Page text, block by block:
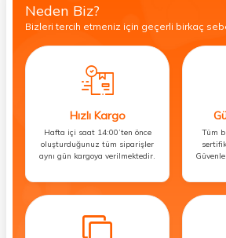
Neden Biz?
Bizleri tercih etmeniz için geçerli birkaç
Hızlı Kargo
Hafta içi saat 14:00’ten önce
oluşturduğunuz tüm siparişler
aynı gün kargoya verilmektedir.
Tüm